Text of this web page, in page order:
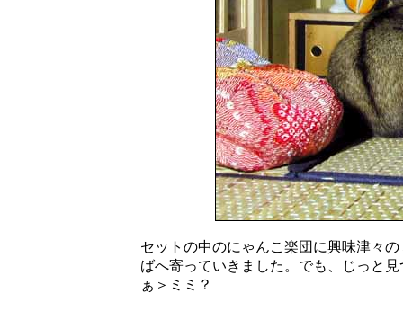
セットの中のにゃんこ楽団に興味津々
ばへ寄っていきました。でも、じっと
ぁ＞ミミ？